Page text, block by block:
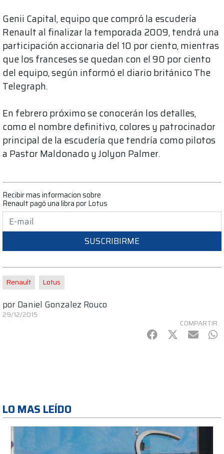
Genii Capital, equipo que compró la escudería
Renault al finalizar la temporada 2009, tendrá una
participación accionaria del 10 por ciento, mientras
que los franceses se quedan con el 90 por ciento
del equipo, según informó el diario británico The
Telegraph.
En febrero próximo se conocerán los detalles,
como el nombre definitivo, colores y patrocinador
principal de la escudería que tendría como pilotos
a Pastor Maldonado y Jolyon Palmer.
Recibir mas informacion sobre
Renault pagó una libra por Lotus
SUSCRIBIRME
Renault Lotus
por Daniel Gonzalez Rouco
29/12/2015
COMPARTIR
Facebook
Twitter
mail
LO MAS LEÍDO